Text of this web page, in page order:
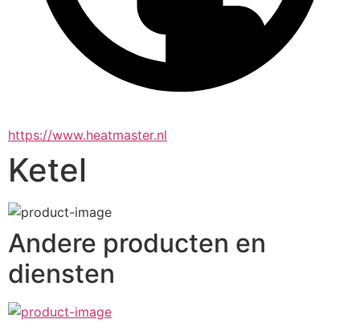
https://www.heatmaster.nl
Ketel
Andere producten en
diensten